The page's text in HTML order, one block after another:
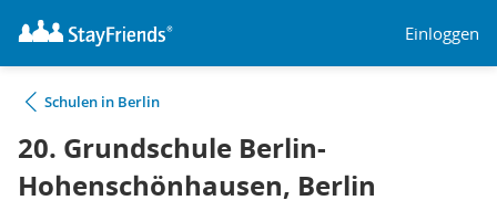
Einloggen
Schulen in Berlin
20. Grundschule Berlin-
Hohenschönhausen, Berlin